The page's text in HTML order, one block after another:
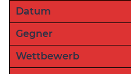
Datum
Gegner
Wettbewerb